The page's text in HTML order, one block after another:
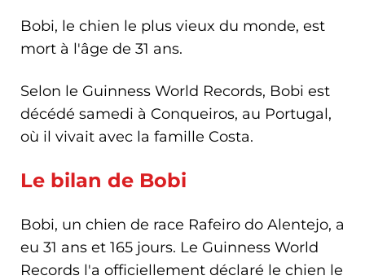
Bobi, le chien le plus vieux du monde, est
mort à l'âge de 31 ans.
Selon le Guinness World Records, Bobi est
décédé samedi à Conqueiros, au Portugal,
où il vivait avec la famille Costa.
Le bilan de Bobi
Bobi, un chien de race Rafeiro do Alentejo, a
eu 31 ans et 165 jours. Le Guinness World
Records l'a officiellement déclaré le chien le